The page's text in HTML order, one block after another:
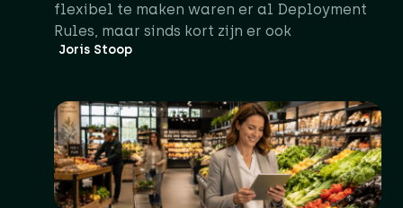
flexibel te maken waren er al Deployment
Rules, maar sinds kort zijn er ook
Joris Stoop